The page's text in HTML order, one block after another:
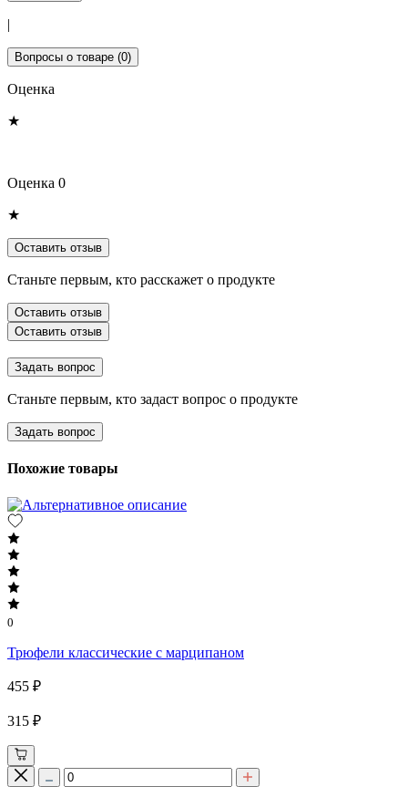
|
Вопросы о товаре (0)
Оценка
★
Оценка 0
★
Оставить отзыв
Станьте первым, кто расскажет о продукте
Оставить отзыв
Оставить отзыв
Задать вопрос
Станьте первым, кто задаст вопрос о продукте
Задать вопрос
Похожие товары
0
Трюфели классические с марципаном
455 ₽
315 ₽